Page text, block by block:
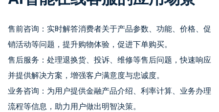
售前咨询：实时解答消费者关于产品参数、功能、价格、促
销活动等问题，提升购物体验，促进下单购买。
售后服务：处理退换货、投诉、维修等售后问题，快速响应
并提供解决方案，增强客户满意度与忠诚度。
业务咨询：为用户提供金融产品介绍、利率计算、业务办理
流程等信息，助力用户做出明智决策。